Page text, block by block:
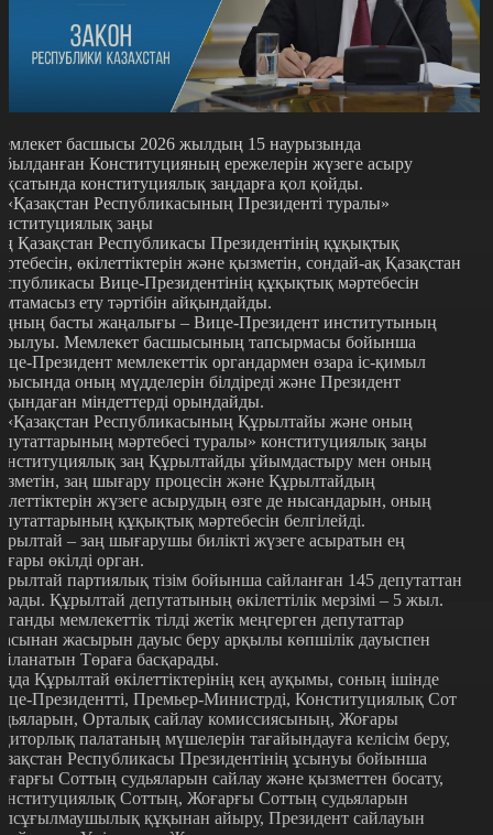
басшысы 2026 жылдың 15 наурызында
Конституцияның ережелерін жүзеге асыру
конституциялық заңдарға қол қойды.
«Қазақстан Республикасының Президенті туралы»
заңы
Қазақстан Республикасы Президентінің құқықтық
өкілеттіктерін және қызметін, сондай-ақ Қазақстан
Вице-Президентінің құқықтық мәртебесін
ету тәртібін айқындайды.
басты жаңалығы – Вице-Президент институтының
Мемлекет басшысының тапсырмасы бойынша
Президент мемлекеттік органдармен өзара іс-қимыл
оның мүдделерін білдіреді және Президент
міндеттерді орындайды.
«Қазақстан Республикасының Құрылтайы және оның
мәртебесі туралы» конституциялық заңы
заң Құрылтайды ұйымдастыру мен оның
заң шығару процесін және Құрылтайдың
жүзеге асырудың өзге де нысандарын, оның
құқықтық мәртебесін белгілейді.
– заң шығарушы билікті жүзеге асыратын ең
өкілді орган.
партиялық тізім бойынша сайланған 145 депутаттан
Құрылтай депутатының өкілеттілік мерзімі – 5 жыл.
мемлекеттік тілді жетік меңгерген депутаттар
жасырын дауыс беру арқылы көпшілік дауыспен
Төраға басқарады.
Құрылтай өкілеттіктерінің кең ауқымы, соның ішінде
Президентті, Премьер-Министрді, Конституциялық Сот
Орталық сайлау комиссиясының, Жоғары
палатаның мүшелерін тағайындауға келісім беру,
Республикасы Президентінің ұсынуы бойынша
Соттың судьяларын сайлау және қызметтен босату,
Соттың, Жоғарғы Соттың судьяларын
құқынан айыру, Президент сайлауын